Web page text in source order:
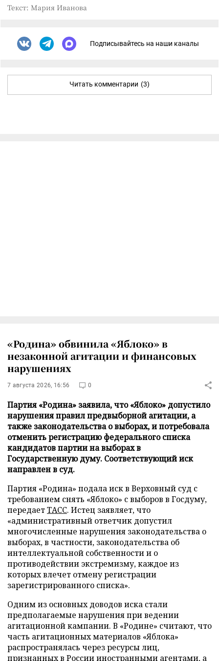
Текст: Мария Иванова
Подписывайтесь на наши каналы
Читать комментарии (3)
«Родина» обвинила «Яблоко» в
незаконной агитации и финансовых
нарушениях
7 августа 2026, 16:56 0
Партия «Родина» заявила, что «Яблоко» допустило
нарушения правил предвыборной агитации, а
также законодательства о выборах, и потребовала
отменить регистрацию федерального списка
кандидатов партии на выборах в
Государственную думу. Соответствующий иск
направлен в суд.
Партия «Родина» подала иск в Верховный суд с
требованием снять «Яблоко» с выборов в Госдуму,
передаетТАСС. Истец заявляет, что
«административный ответчик допустил
многочисленные нарушения законодательства о
выборах, в частности, законодательства об
интеллектуальной собственности и о
противодействии экстремизму, каждое из
которых влечет отмену регистрации
зарегистрированного списка».
Одним из основных доводов иска стали
предполагаемые нарушения при ведении
агитационной кампании. В «Родине» считают, что
часть агитационных материалов «Яблока»
распространялась через ресурсы лиц,
признанных в России иностранными агентами, а